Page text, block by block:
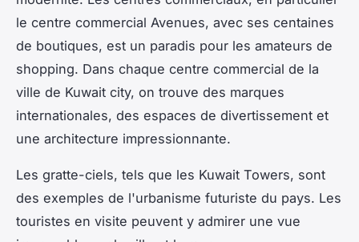
le centre commercial Avenues, avec ses centaines
de boutiques, est un paradis pour les amateurs de
shopping. Dans chaque centre commercial de la
ville de Kuwait city, on trouve des marques
internationales, des espaces de divertissement et
une architecture impressionnante.
Les gratte-ciels, tels que les Kuwait Towers, sont
des exemples de l'urbanisme futuriste du pays. Les
touristes en visite peuvent y admirer une vue